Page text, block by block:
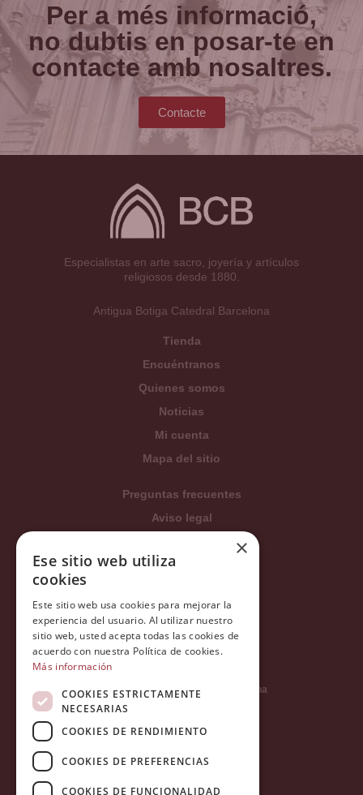
Per a més informació,
no dubtis en posar-te en
contacte amb nosaltres.
Contacte
Especialistas en arte sacro, joyería y artículos
religiosos desde 1880.
Antigua Botiga Catedral Barcelona
Tienda
Encuéntranos
Quienes somos
Noticias
Mi cuenta
Mapa del sitio
Preguntas frecuentes
Aviso legal
Condiciones generales
Política de privacidad
Política Integrada
Tratamiento de datos
Carrer del Duc, 12 - 08002 Barcelona
×
Ese sitio web utiliza
cookies
Este sitio web usa cookies para mejorar la
experiencia del usuario. Al utilizar nuestro
sitio web, usted acepta todas las cookies de
acuerdo con nuestra Política de cookies.
Más información
COOKIES ESTRICTAMENTE
NECESARIAS
COOKIES DE RENDIMIENTO
COOKIES DE PREFERENCIAS
COOKIES DE FUNCIONALIDAD